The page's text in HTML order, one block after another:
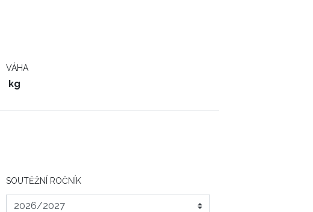
VÁHA
kg
SOUTĚŽNÍ ROČNÍK